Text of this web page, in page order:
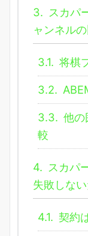
3. スカパ
ャンネル
3.1. 将棋
3.2.
3.3. 他の
較
4. スカパ
失敗しな
4.1. 契約